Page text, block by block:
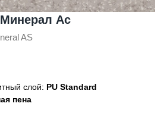
Ас
AS
слой: PU Standard
пена